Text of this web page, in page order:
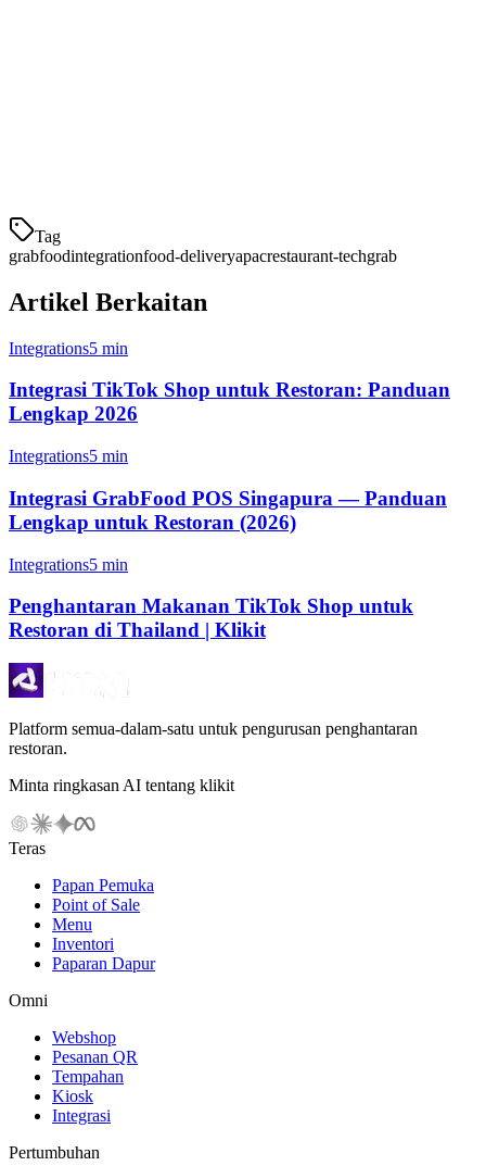
Tag
grabfoodintegrationfood-deliveryapacrestaurant-techgrab
Artikel Berkaitan
Integrations5 min
Integrasi TikTok Shop untuk Restoran: Panduan
Lengkap 2026
Integrations5 min
Integrasi GrabFood POS Singapura — Panduan
Lengkap untuk Restoran (2026)
Integrations5 min
Penghantaran Makanan TikTok Shop untuk
Restoran di Thailand | Klikit
Platform semua-dalam-satu untuk pengurusan penghantaran
restoran.
Minta ringkasan AI tentang klikit
Teras
Papan Pemuka
Point of Sale
Menu
Inventori
Paparan Dapur
Omni
Webshop
Pesanan QR
Tempahan
Kiosk
Integrasi
Pertumbuhan